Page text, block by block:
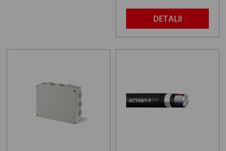
DETALII